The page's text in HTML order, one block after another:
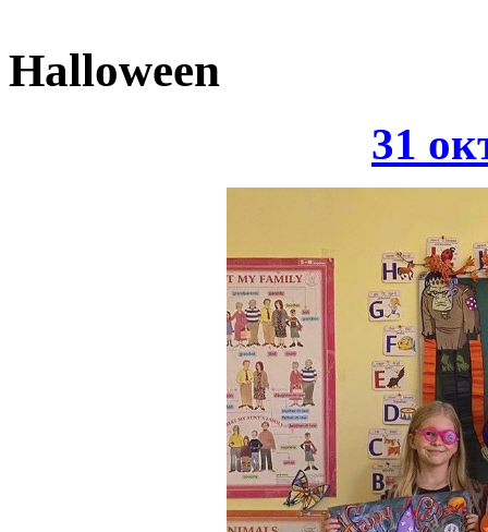
Halloween
31